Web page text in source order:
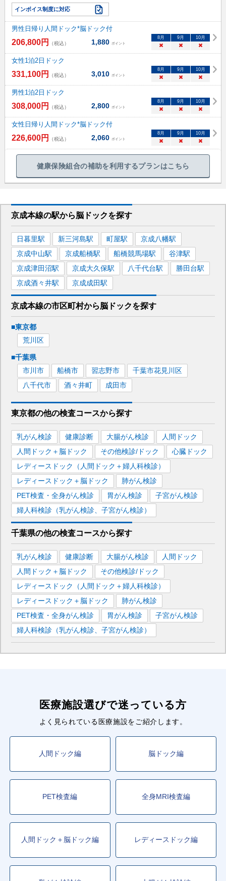
インボイス制度に対応
男性日帰り人間ドック*脳ドック付
206,800円 （税込） 1,880 ポイント
8月 9月 10月
× × ×
女性1泊2日ドック
331,100円 （税込） 3,010 ポイント
8月 9月 10月
× × ×
男性1泊2日ドック
308,000円 （税込） 2,800 ポイント
8月 9月 10月
× × ×
女性日帰り人間ドック*脳ドック付
226,600円 （税込） 2,060 ポイント
8月 9月 10月
× × ×
健康保険組合の補助を利用するプランはこちら
京成本線の駅から脳ドックを探す
日暮里駅 新三河島駅 町屋駅 京成八幡駅
京成中山駅 京成船橋駅 船橋競馬場駅 谷津駅
京成津田沼駅 京成大久保駅 八千代台駅 勝田台駅
京成酒々井駅 京成成田駅
京成本線の市区町村から脳ドックを探す
■東京都
荒川区
■千葉県
市川市
船橋市 習志野市
千葉市花見川区
八千代市
酒々井町 成田市
東京都の他の検査コースから探す
乳がん検診 健康診断 大腸がん検診
人間ドック
人間ドック＋脳ドック
その他検診/ドック
心臓ドック
レディースドック（人間ドック＋婦人科検診）
レディースドック＋脳ドック
肺がん検診
PET検査・全身がん検診
胃がん検診
子宮がん検診
婦人科検診（乳がん検診、子宮がん検診）
千葉県の他の検査コースから探す
乳がん検診 健康診断 大腸がん検診
人間ドック
人間ドック＋脳ドック
その他検診/ドック
レディースドック（人間ドック＋婦人科検診）
レディースドック＋脳ドック
肺がん検診
PET検査・全身がん検診
胃がん検診
子宮がん検診
婦人科検診（乳がん検診、子宮がん検診）
医療施設選びで迷っている方
よく見られている医療施設をご紹介します。
人間ドック編 脳ドック編
PET検査編 全身MRI検査編
人間ドック＋脳ドック編 レディースドック編